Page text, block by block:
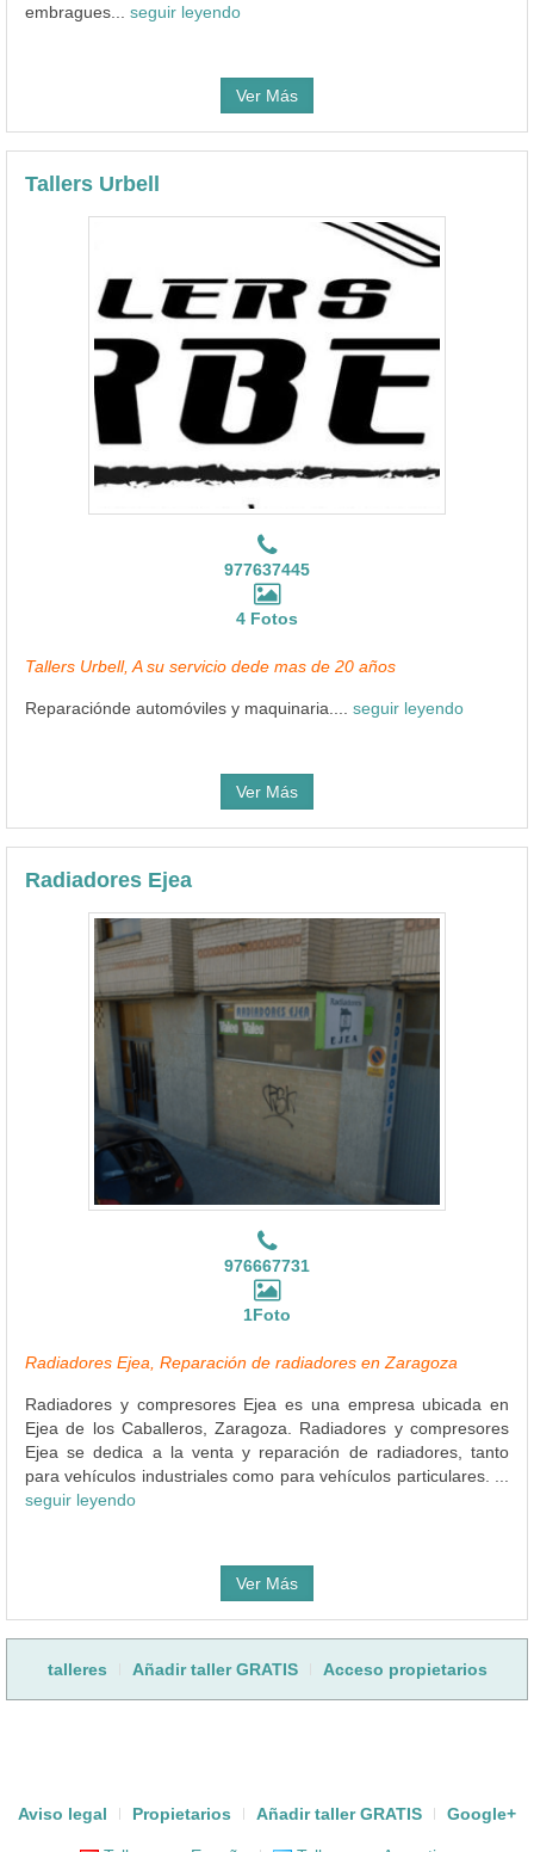
embragues... seguir leyendo
Ver Más
Tallers Urbell
977637445
4 Fotos
Tallers Urbell, A su servicio dede mas de 20 años
Reparaciónde automóviles y maquinaria.... seguir leyendo
Ver Más
Radiadores Ejea
976667731
1Foto
Radiadores Ejea, Reparación de radiadores en Zaragoza
Radiadores y compresores Ejea es una empresa ubicada en
Ejea de los Caballeros, Zaragoza. Radiadores y compresores
Ejea se dedica a la venta y reparación de radiadores, tanto
para vehículos industriales como para vehículos particulares. ...
seguir leyendo
Ver Más
talleres Añadir taller GRATIS Acceso propietarios
Aviso legal Propietarios Añadir taller GRATIS Google+